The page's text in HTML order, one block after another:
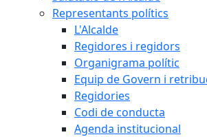
Representants polítics
L'Alcalde
Regidores i regidors
Organigrama polític
Equip de Govern i
Regidories
Codi de conducta
Agenda institucional